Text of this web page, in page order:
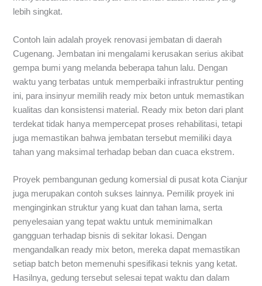
lebih singkat.
Contoh lain adalah proyek renovasi jembatan di daerah
Cugenang. Jembatan ini mengalami kerusakan serius akibat
gempa bumi yang melanda beberapa tahun lalu. Dengan
waktu yang terbatas untuk memperbaiki infrastruktur penting
ini, para insinyur memilih ready mix beton untuk memastikan
kualitas dan konsistensi material. Ready mix beton dari plant
terdekat tidak hanya mempercepat proses rehabilitasi, tetapi
juga memastikan bahwa jembatan tersebut memiliki daya
tahan yang maksimal terhadap beban dan cuaca ekstrem.
Proyek pembangunan gedung komersial di pusat kota Cianjur
juga merupakan contoh sukses lainnya. Pemilik proyek ini
menginginkan struktur yang kuat dan tahan lama, serta
penyelesaian yang tepat waktu untuk meminimalkan
gangguan terhadap bisnis di sekitar lokasi. Dengan
mengandalkan ready mix beton, mereka dapat memastikan
setiap batch beton memenuhi spesifikasi teknis yang ketat.
Hasilnya, gedung tersebut selesai tepat waktu dan dalam